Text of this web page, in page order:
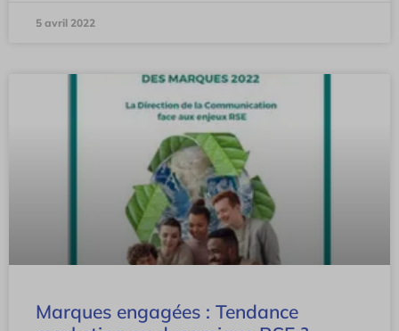
5 avril 2022
Marques engagées : Tendance